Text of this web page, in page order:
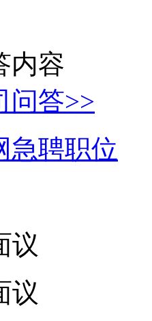
内容
问答>>
急聘职位
议
议